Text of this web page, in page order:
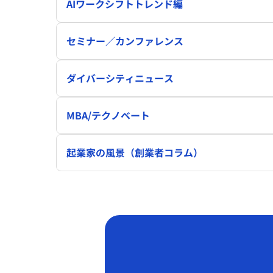
AIワークシフトトレンド編
セミナー／カンファレンス
ダイバーシティニュース
MBA/テクノベート
起業家の風景（創業者コラム）